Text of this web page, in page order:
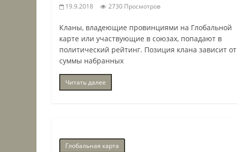
19.9.2018 2730 Просмотров
Кланы, владеющие провинциями на Глобальной
карте или участвующие в союзах, попадают в
политический рейтинг. Позиция клана зависит от
суммы набранных
Читать далее
Глобальная карта